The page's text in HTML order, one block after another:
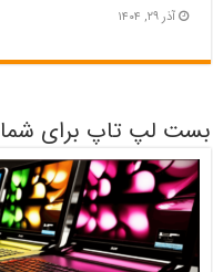
آذر ۲۹, ۱۴۰۴
بست لپ تاپ برای شما